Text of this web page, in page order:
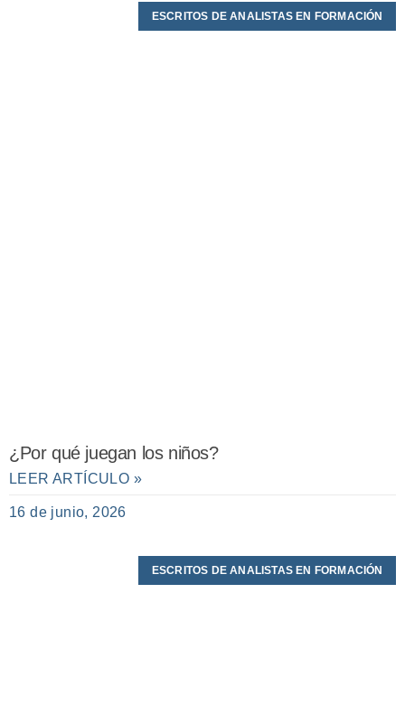
ESCRITOS DE ANALISTAS EN FORMACIÓN
¿Por qué juegan los niños?
LEER ARTÍCULO »
16 de junio, 2026
ESCRITOS DE ANALISTAS EN FORMACIÓN